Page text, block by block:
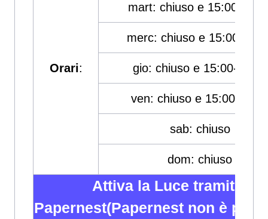
Attiva la Luce tramite
Papernest(Papernest non è
Orari:
mart: chiuso e 15:00-
merc: chiuso e 15:00-
gio: chiuso e 15:00-19:00
ven: chiuso e 15:00-
sab: chiuso
dom: chiuso